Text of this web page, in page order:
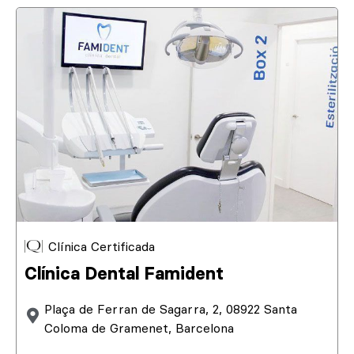
Clínica Certificada
Clínica Dental Famident
Plaça de Ferran de Sagarra, 2, 08922 Santa
Coloma de Gramenet, Barcelona